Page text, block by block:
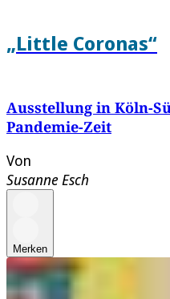
„Little Coronas“
Ausstellung in Köln-
Pandemie-Zeit
Von
Susanne Esch
Merken